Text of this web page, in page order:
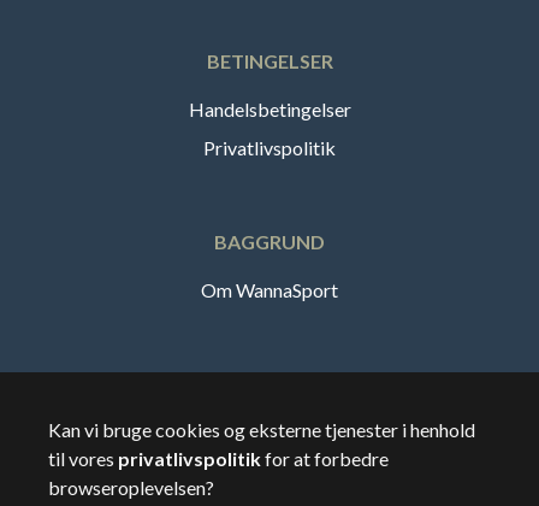
BETINGELSER
Handelsbetingelser
Privatlivspolitik
BAGGRUND
Om WannaSport
🇸🇪Sverige
Kan vi bruge cookies og eksterne tjenester i henhold
til vores privatlivspolitikfor at forbedre
browseroplevelsen?